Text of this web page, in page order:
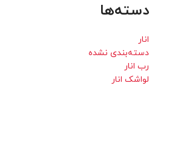
دسته‌ها
انار
دسته‌بندی نشده
رب انار
لواشک انار